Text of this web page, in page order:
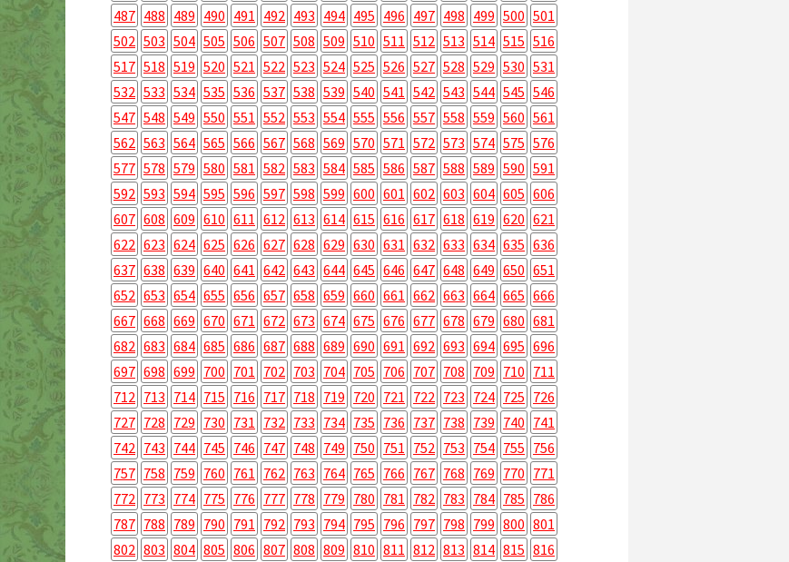
487 488 489 490 491 492 493 494 495 496 497 498 499 500 501
502 503 504 505 506 507 508 509 510 511 512 513 514 515 516
517 518 519 520 521 522 523 524 525 526 527 528 529 530 531
532 533 534 535 536 537 538 539 540 541 542 543 544 545 546
547 548 549 550 551 552 553 554 555 556 557 558 559 560 561
562 563 564 565 566 567 568 569 570 571 572 573 574 575 576
577 578 579 580 581 582 583 584 585 586 587 588 589 590 591
592 593 594 595 596 597 598 599 600 601 602 603 604 605 606
607 608 609 610 611 612 613 614 615 616 617 618 619 620 621
622 623 624 625 626 627 628 629 630 631 632 633 634 635 636
637 638 639 640 641 642 643 644 645 646 647 648 649 650 651
652 653 654 655 656 657 658 659 660 661 662 663 664 665 666
667 668 669 670 671 672 673 674 675 676 677 678 679 680 681
682 683 684 685 686 687 688 689 690 691 692 693 694 695 696
697 698 699 700 701 702 703 704 705 706 707 708 709 710 711
712 713 714 715 716 717 718 719 720 721 722 723 724 725 726
727 728 729 730 731 732 733 734 735 736 737 738 739 740 741
742 743 744 745 746 747 748 749 750 751 752 753 754 755 756
757 758 759 760 761 762 763 764 765 766 767 768 769 770 771
772 773 774 775 776 777 778 779 780 781 782 783 784 785 786
787 788 789 790 791 792 793 794 795 796 797 798 799 800 801
802 803 804 805 806 807 808 809 810 811 812 813 814 815 816